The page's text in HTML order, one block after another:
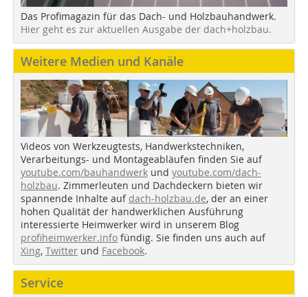
Das Profimagazin für das Dach- und Holzbauhandwerk.
Hier geht es zur aktuellen Ausgabe der dach+holzbau.
Weitere Medien und Kanäle
Videos von Werkzeugtests, Handwerkstechniken,
Verarbeitungs- und Montageabläufen finden Sie auf
youtube.com/bauhandwerk und youtube.com/dach-
holzbau. Zimmerleuten und Dachdeckern bieten wir
spannende Inhalte auf dach-holzbau.de, der an einer
hohen Qualität der handwerklichen Ausführung
interessierte Heimwerker wird in unserem Blog
profiheimwerker.info fündig. Sie finden uns auch auf
Xing, Twitter und Facebook.
Service